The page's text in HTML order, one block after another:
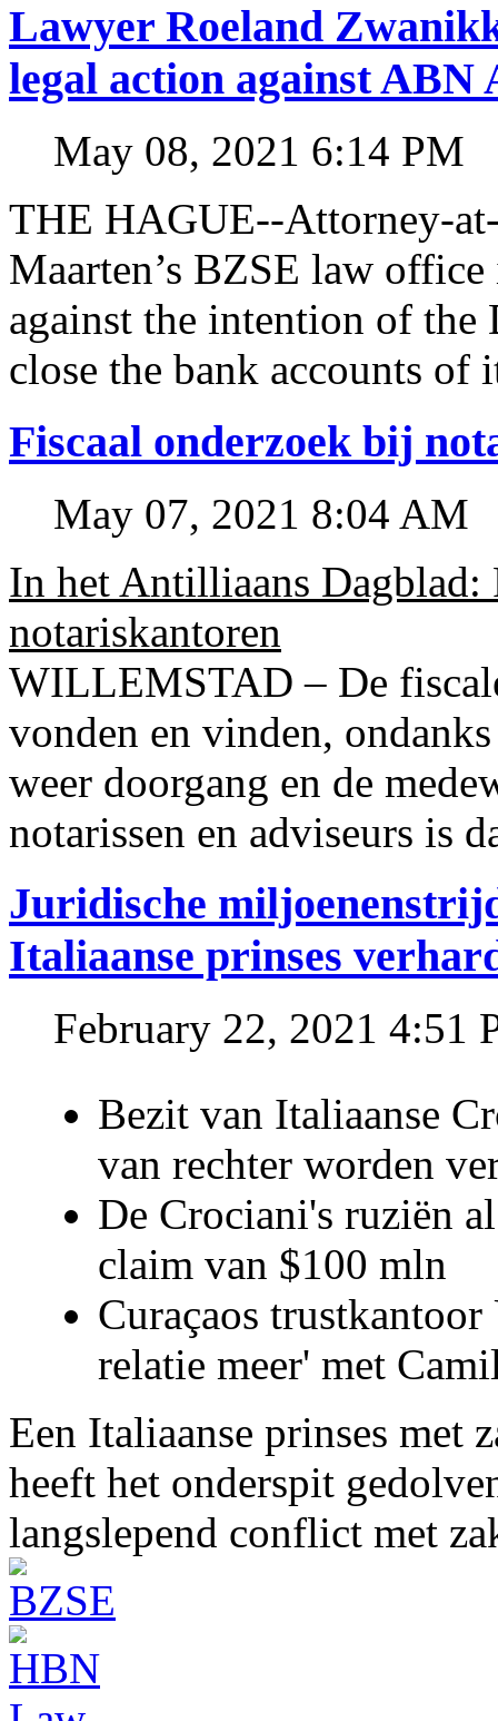
Lawyer Roeland
legal action against
May 08, 2021 6:14 PM
THE HAGUE--Attorney-
Maarten’s BZSE law
against the intention of
close the bank accounts of
Fiscaal onderzoek bij
May 07, 2021 8:04 AM
In het Antilliaans Dagblad:
notariskantoren
WILLEMSTAD – De
vonden en vinden,
weer doorgang en de
notarissen en adviseurs is
Juridische
Italiaanse prinses
February 22, 2021 4:51
Bezit van Italiaanse
van rechter worden
De Crociani's ruziën
claim van $100 mln
Curaçaos
relatie meer' met
Een Italiaanse prinses met
heeft het onderspit
langslepend conflict met